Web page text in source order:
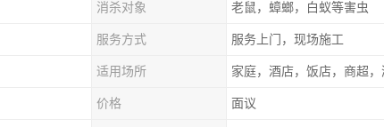
消杀对象 老鼠，蟑螂，白蚁等害虫
服务方式 服务上门，现场施工
适用场所 家庭，酒店，饭店，商超
价格 面议